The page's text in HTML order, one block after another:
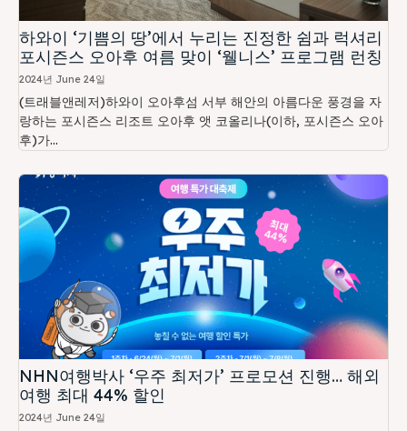
하와이 ‘기쁨의 땅’에서 누리는 진정한 쉼과 럭셔리
포시즌스 오아후 여름 맞이 ‘웰니스’ 프로그램 런칭
2024년 June 24일
(트래블앤레저)하와이 오아후섬 서부 해안의 아름다운 풍경을 자
랑하는 포시즌스 리조트 오아후 앳 코올리나(이하, 포시즌스 오아
후)가...
NHN여행박사 ‘우주 최저가’ 프로모션 진행… 해외
여행 최대 44% 할인
2024년 June 24일